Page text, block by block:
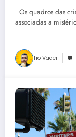
Os quadros das
associadas a
Tio Vader